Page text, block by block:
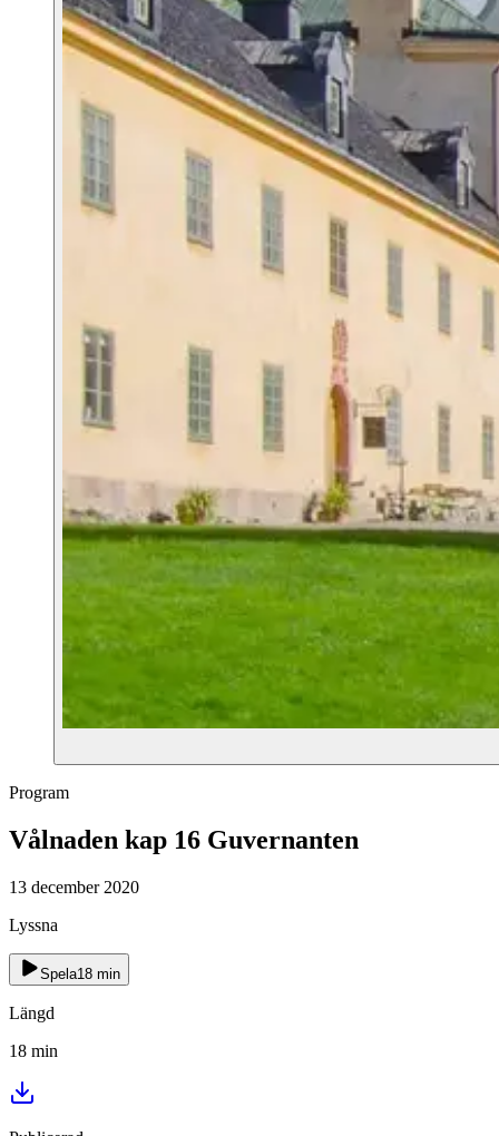
Program
Vålnaden kap 16 Guvernanten
13 december 2020
Lyssna
Spela18 min
Längd
18 min